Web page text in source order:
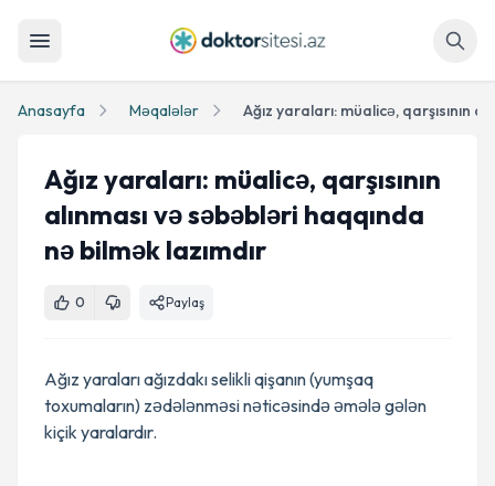
Anasayfa Məqalələr
Ağız yaraları: müalicə, qarşısının
alınması və səbəbləri haqqında
nə bilmək lazımdır
0 Paylaş
Ağız yaraları ağızdakı selikli qişanın (yumşaq
toxumaların) zədələnməsi nəticəsində əmələ gələn
kiçik yaralardır.